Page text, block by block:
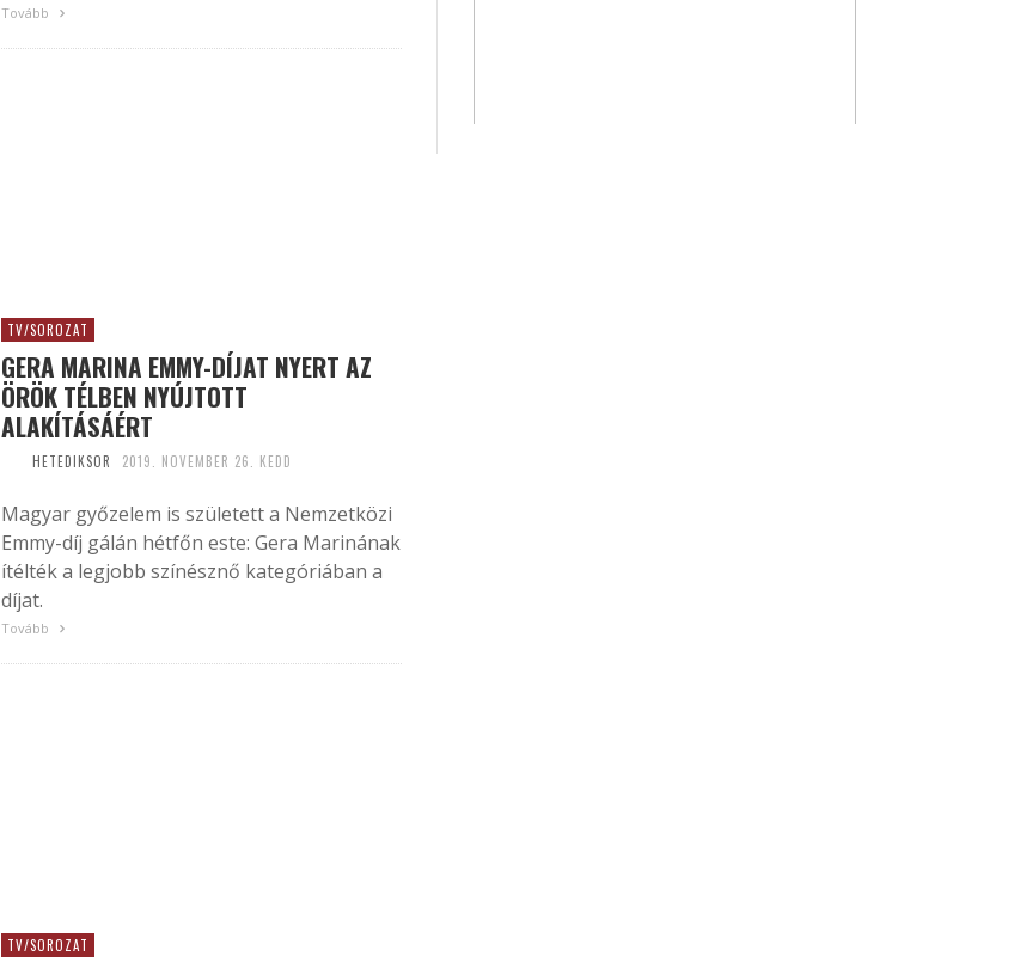
Tovább
TV/SOROZAT
GERA MARINA EMMY-DÍJAT NYERT AZ
ÖRÖK TÉLBEN NYÚJTOTT
ALAKÍTÁSÁÉRT
HETEDIKSOR 2019. NOVEMBER 26. KEDD
Magyar győzelem is született a Nemzetközi
Emmy-díj gálán hétfőn este: Gera Marinának
ítélték a legjobb színésznő kategóriában a
díjat.
Tovább
TV/SOROZAT